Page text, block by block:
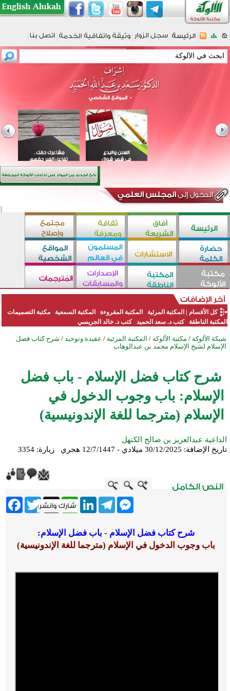
كل الأقسام المكتبة المرئية المكتبة المقروءة المكتبة السمعية
مكتبة التصميمات
المكتبة الناطقة
كتب د. سعد الحميد كتب د. خالد الجريسي
شبكة الألوكة / مكتبة الألوكة / المكتبة المرئية / عقيدة وتوحيد / شرح كتاب فضل
الإسلام لشيخ الإسلام محمد بن عبدالوهاب
شرح كتاب فضل الإسلام - باب فضل
الإسلام: باب وجوب الدخول في
الإسلام (مترجما للغة الإندونيسية)
الداعية عبدالعزيز بن صالح الكنهل
تاريخ الإضافة: 30/12/2025 ميلادي - 12/7/1447 هجري زيارة: 3354
Twitter X
WhatsApp
LinkedInTelegram
Messenger
شرح كتاب فضل الإسلام - باب فضل الإسلام:
باب وجوب الدخول في الإسلام (مترجما للغة الإندونيسية)